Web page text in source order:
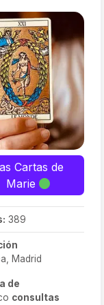
Cartas de
Marie
389
Madrid
de
consultas